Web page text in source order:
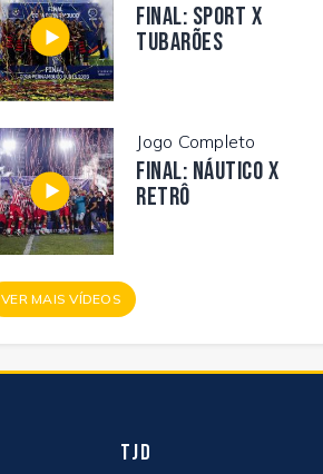
FINAL: SPORT X
TUBARÕES
Jogo Completo
FINAL: NÁUTICO X
RETRÔ
VER MAIS VÍDEOS
TJD